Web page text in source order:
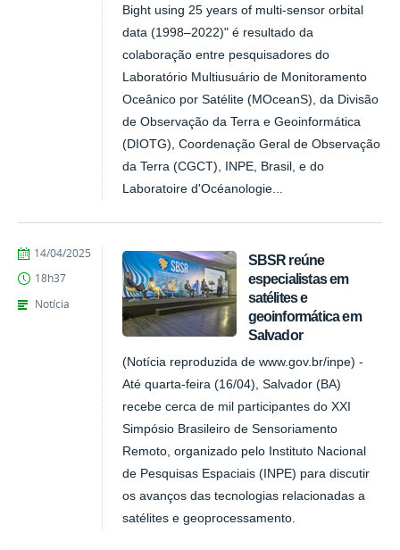
Bight using 25 years of multi-sensor orbital
data (1998–2022)" é resultado da
colaboração entre pesquisadores do
Laboratório Multiusuário de Monitoramento
Oceânico por Satélite (MOceanS), da Divisão
de Observação da Terra e Geoinformática
(DIOTG), Coordenação Geral de Observação
da Terra (CGCT), INPE, Brasil, e do
Laboratoire d'Océanologie...
SBSR reúne
especialistas em
satélites e
geoinformática em
Salvador
(Notícia reproduzida de www.gov.br/inpe) -
Até quarta-feira (16/04), Salvador (BA)
recebe cerca de mil participantes do XXI
Simpósio Brasileiro de Sensoriamento
Remoto, organizado pelo Instituto Nacional
de Pesquisas Espaciais (INPE) para discutir
os avanços das tecnologias relacionadas a
satélites e geoprocessamento.
publicado
14/04/2025
18h37
Notícia